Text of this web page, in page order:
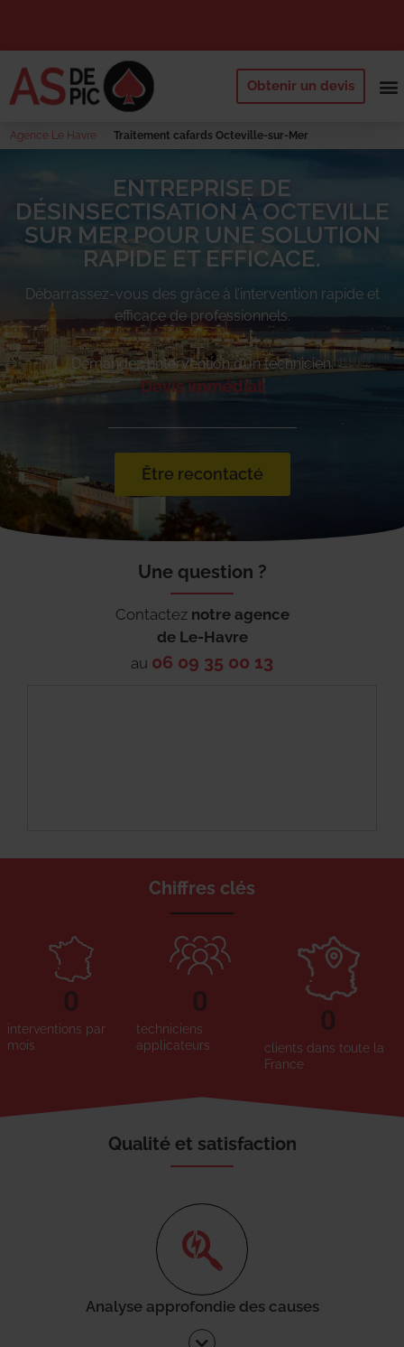
Obtenir un devis
Agence Le Havre Traitement cafards Octeville-sur-Mer
ENTREPRISE DE
DÉSINSECTISATION À OCTEVILLE
SUR MER POUR UNE SOLUTION
RAPIDE ET EFFICACE.
Débarrassez-vous des grâce à l’intervention rapide et
efficace de professionnels.
Demandez l’intervention d’un technicien.
Devis immédiat
Être recontacté
Une question ?
Contactez notre agence
de Le-Havre
au 06 09 35 00 13
Chiffres clés
interventions par
mois
0
techniciens
applicateurs
0
clients dans toute la
France
0
Qualité et satisfaction
Analyse approfondie des causes